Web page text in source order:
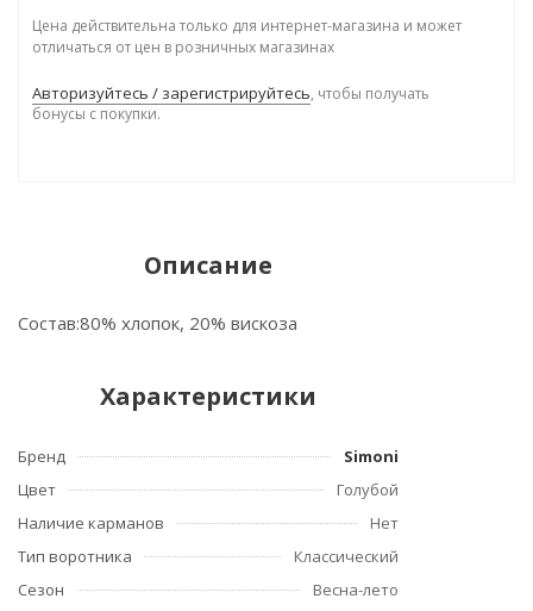
Цена действительна только для интернет-магазина и может
отличаться от цен в розничных магазинах
Авторизуйтесь / зарегистрируйтесь, чтобы получать
бонусы с покупки.
Описание
Состав:80% хлопок, 20% вискоза
Характеристики
Бренд
Simoni
Цвет
Голубой
Наличие карманов
Нет
Тип воротника
Классический
Сезон
Весна-лето